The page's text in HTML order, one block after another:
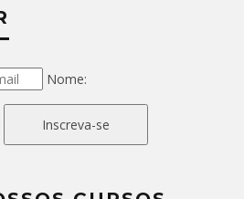
Nome:
Inscreva-se